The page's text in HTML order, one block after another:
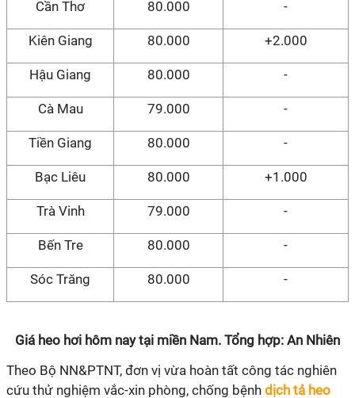
Cần Thơ 80.000 -
Kiên Giang 80.000 +2.000
Hậu Giang 80.000 -
Cà Mau 79.000 -
Tiền Giang 80.000 -
Bạc Liêu 80.000 +1.000
Trà Vinh 79.000 -
Bến Tre 80.000 -
Sóc Trăng 80.000 -
Giá heo hơi hôm nay tại miền Nam. Tổng hợp: An Nhiên
Theo Bộ NN&PTNT, đơn vị vừa hoàn tất công tác nghiên
cứu thử nghiệm vắc-xin phòng, chống bệnh dịch tả heo